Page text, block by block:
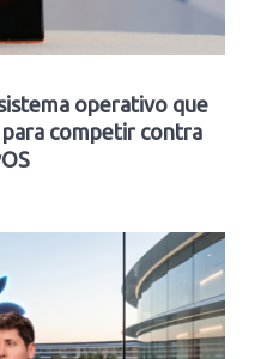
operativo que
competir contra